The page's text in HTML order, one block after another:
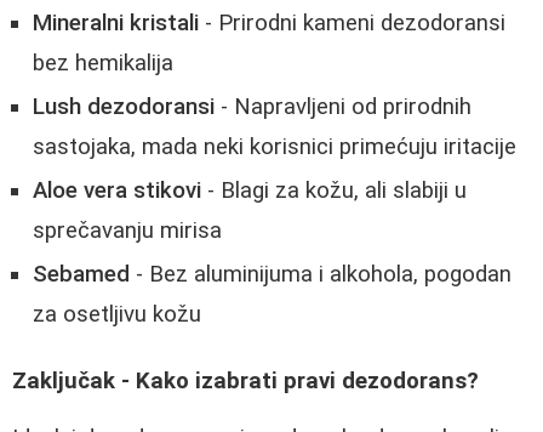
Mineralni kristali - Prirodni kameni dezodoransi
bez hemikalija
Lush dezodoransi - Napravljeni od prirodnih
sastojaka, mada neki korisnici primećuju iritacije
Aloe vera stikovi - Blagi za kožu, ali slabiji u
sprečavanju mirisa
Sebamed - Bez aluminijuma i alkohola, pogodan
za osetljivu kožu
Zaključak - Kako izabrati pravi dezodorans?